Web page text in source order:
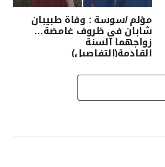
مؤلم /سوسة : وفاة طبيبان
شابان في ظروف غامضة…
زواجهما السنة
القادمة(التفاصيل)